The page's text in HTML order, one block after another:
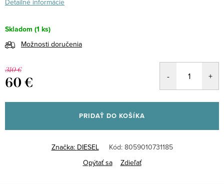
Detailné informácie
Skladom (1 ks)
Možnosti doručenia
310 €
60 €
cena:
PRIDAŤ DO KOŠÍKA
Značka: DIESEL Kód: 8059010731185
Opýtať sa
Zdieľať